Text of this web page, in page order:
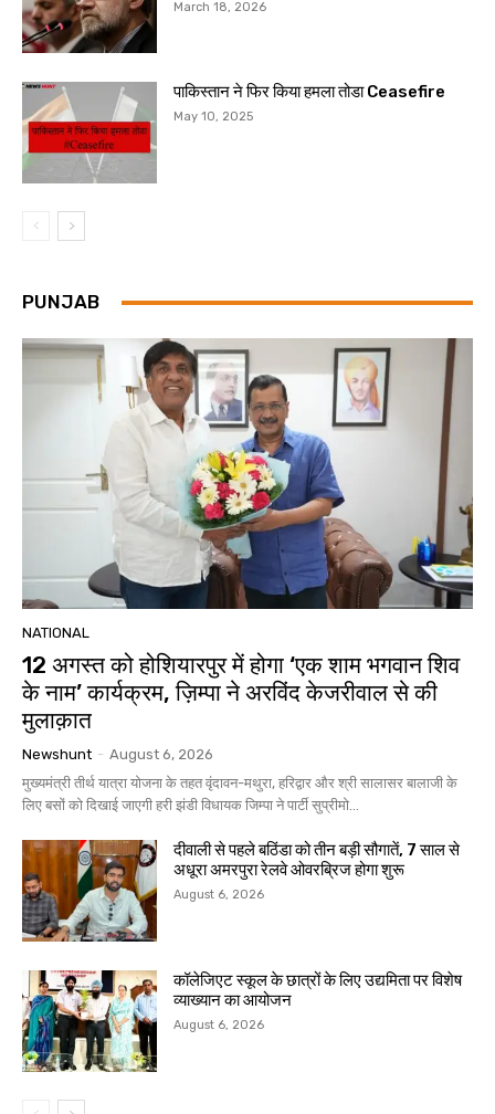
March 18, 2026
पाकिस्तान ने फिर किया हमला तोडा Ceasefire
May 10, 2025
PUNJAB
NATIONAL
12 अगस्त को होशियारपुर में होगा ‘एक शाम भगवान शिव
के नाम’ कार्यक्रम, ज़िम्पा ने अरविंद केजरीवाल से की
मुलाक़ात
Newshunt - August 6, 2026
मुख्यमंत्री तीर्थ यात्रा योजना के तहत वृंदावन-मथुरा, हरिद्वार और श्री सालासर बालाजी के
लिए बसों को दिखाई जाएगी हरी झंडी विधायक जिम्पा ने पार्टी सुप्रीमो...
दीवाली से पहले बठिंडा को तीन बड़ी सौगातें, 7 साल से
अधूरा अमरपुरा रेलवे ओवरब्रिज होगा शुरू
August 6, 2026
कॉलेजिएट स्कूल के छात्रों के लिए उद्यमिता पर विशेष
व्याख्यान का आयोजन
August 6, 2026